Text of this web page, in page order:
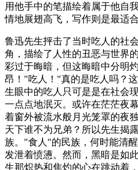
用他手中的笔描绘着属于他自
情地展翅高飞，写作则是最适合
鲁迅先生抨击了当时吃人的社
角，描绘了人性的丑恶与世界
彩过于晦暗，但这晦暗中分明
昂！"吃人！"真的是吃人吗？
生眼中的吃人只可是是在社会
一点点地泯灭。或许在茫茫夜
着窗外被流水般月光笼罩的夜
天下谁不为兄弟？所以先生揭
族。"食人"的民族，何时能清
发泄着愤懑。然而，黑暗是如
生那炽热和焦灼的心在跳动着